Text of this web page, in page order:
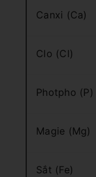
Canxi (Ca)
Clo (Cl)
Photpho (P)
Magie (Mg)
Sắt (Fe)